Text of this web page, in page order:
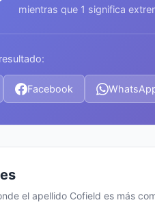
mientras que 1 significa
Facebook
el apellido Cofield es más